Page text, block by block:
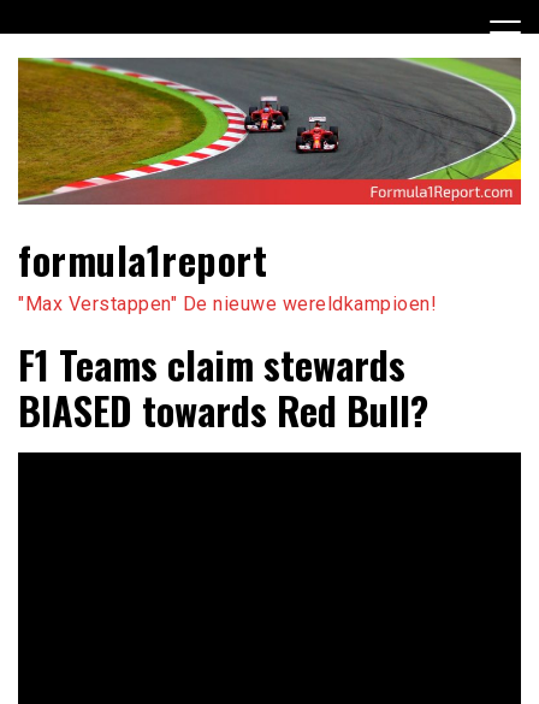
naar
inhoud
formula1report
"Max Verstappen" De nieuwe wereldkampioen!
F1 Teams claim stewards
BIASED towards Red Bull?